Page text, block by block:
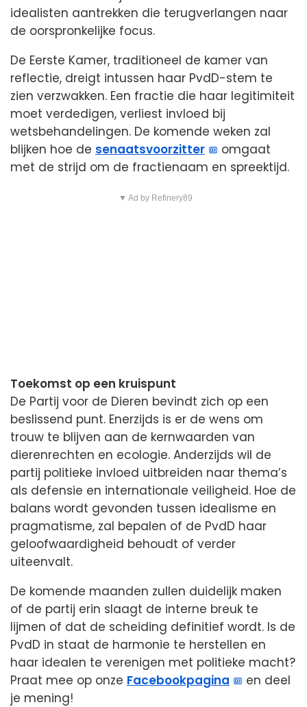
idealisten aantrekken die terugverlangen naar
de oorspronkelijke focus.
De Eerste Kamer, traditioneel de kamer van
reflectie, dreigt intussen haar PvdD-stem te
zien verzwakken. Een fractie die haar legitimiteit
moet verdedigen, verliest invloed bij
wetsbehandelingen. De komende weken zal
blijken hoe de senaatsvoorzitter
omgaat
met de strijd om de fractienaam en spreektijd.
▼ Ad by Refinery89
Toekomst op een kruispunt
De Partij voor de Dieren bevindt zich op een
beslissend punt. Enerzijds is er de wens om
trouw te blijven aan de kernwaarden van
dierenrechten en ecologie. Anderzijds wil de
partij politieke invloed uitbreiden naar thema’s
als defensie en internationale veiligheid. Hoe de
balans wordt gevonden tussen idealisme en
pragmatisme, zal bepalen of de PvdD haar
geloofwaardigheid behoudt of verder
uiteenvalt.
De komende maanden zullen duidelijk maken
of de partij erin slaagt de interne breuk te
lijmen of dat de scheiding definitief wordt. Is de
PvdD in staat de harmonie te herstellen en
haar idealen te verenigen met politieke macht?
Praat mee op onze Facebookpagina
en deel
je mening!